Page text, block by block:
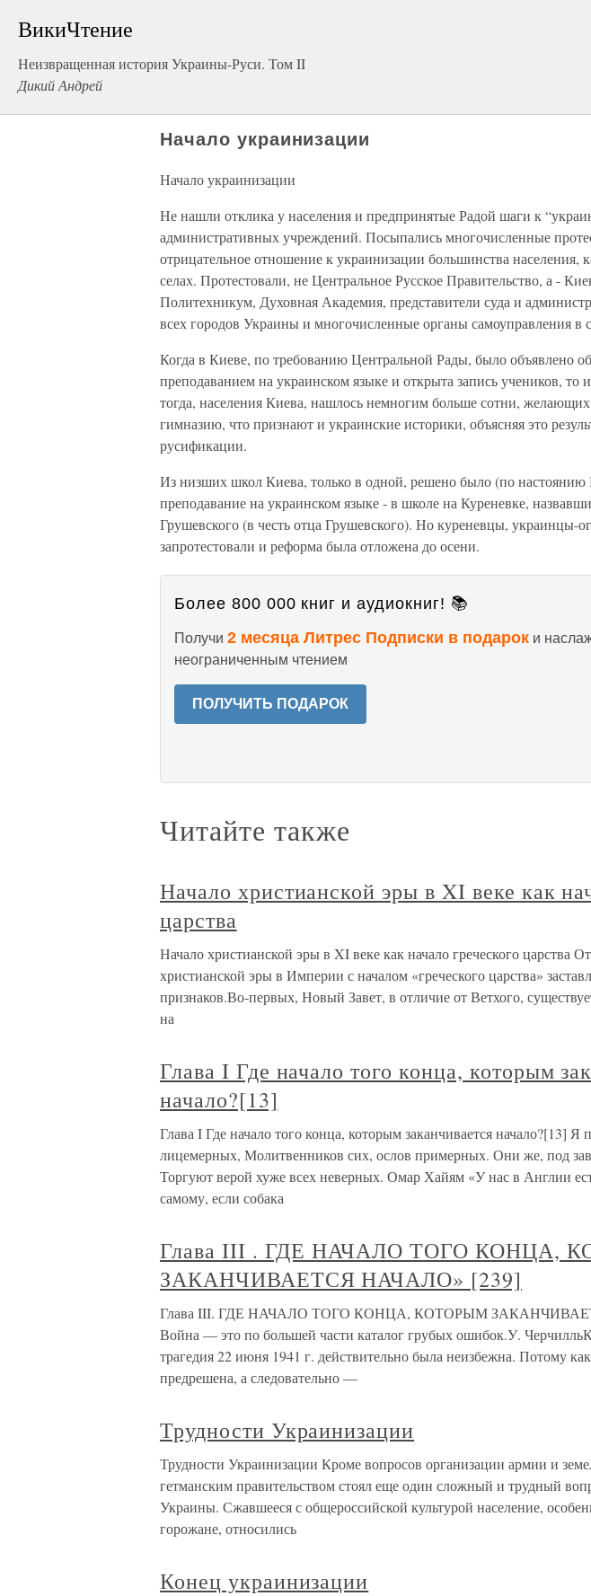
ВикиЧтение
Неизвращенная история Украины-Руси. Том II
Дикий Андрей
Начало украинизации
Начало украинизации
Не нашли отклика у населения и предпринятые Радой шаги к
административных учреждений. Посыпались многочисленные
отрицательное отношение к украинизации большинства населения,
селах. Протестовали, не Центральное Русское Правительство, а -
Политехникум, Духовная Академия, представители суда и
всех городов Украины и многочисленные органы самоуправления в
Когда в Киеве, по требованию Центральной Рады, было объявлено
преподаванием на украинском языке и открыта запись учеников, то
тогда, населения Киева, нашлось немногим больше сотни, желающих
гимназию, что признают и украинские историки, объясняя это
русификации.
Из низших школ Киева, только в одной, решено было (по настоянию
преподавание на украинском языке - в школе на Куреневке,
Грушевского (в честь отца Грушевского). Но куреневцы, украинцы-
запротестовали и реформа была отложена до осени.
Более 800 000 книг и аудиокниг! 📚
Получи 2 месяца Литрес Подписки в подарок и
неограниченным чтением
ПОЛУЧИТЬ ПОДАРОК
Читайте также
Начало христианской эры в XI веке как
царства
Начало христианской эры в XI веке как начало греческого царства
христианской эры в Империи с началом «греческого царства»
признаков.Во-первых, Новый Завет, в отличие от Ветхого,
на
Глава I Где начало того конца, которым
начало?[13]
Глава I Где начало того конца, которым заканчивается начало?[13]
лицемерных, Молитвенников сих, ослов примерных. Они же, под
Торгуют верой хуже всех неверных. Омар Хайям «У нас в Англии
самому, если собака
Глава III . ГДЕ НАЧАЛО ТОГО КОНЦА,
ЗАКАНЧИВАЕТСЯ НАЧАЛО» [239]
Глава III. ГДЕ НАЧАЛО ТОГО КОНЦА, КОТОРЫМ
Война — это по большей части каталог грубых ошибок.У.
трагедия 22 июня 1941 г. действительно была неизбежна. Потому
предрешена, а следовательно —
Трудности Украинизации
Трудности Украинизации Кроме вопросов организации армии и
гетманским правительством стоял еще один сложный и трудный
Украины. Сжавшееся с общероссийской культурой население,
горожане, относились
Конец украинизации